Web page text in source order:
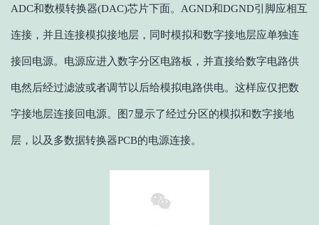
ADC和数模转换器(DAC)芯片下面。AGND和DGND引脚应相互
连接，并且连接模拟接地层，同时模拟和数字接地层应单独连
接回电源。电源应进入数字分区电路板，并直接给数字电路供
电然后经过滤波或者调节以后给模拟电路供电。这样应仅把数
字接地层连接回电源。图7显示了经过分区的模拟和数字接地
层，以及多数据转换器PCB的电源连接。